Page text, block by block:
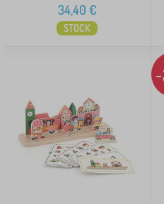
34,40 €
STOCK